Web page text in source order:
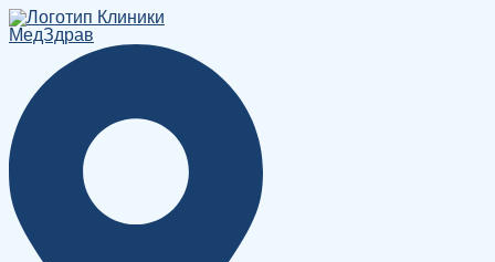
Перейти
к
содержимому